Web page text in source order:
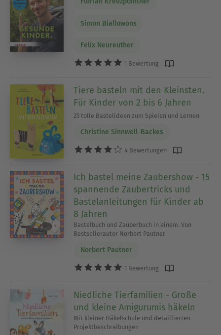
Simon Biallowons
Felix Neureuther
1 Bewertung
Tiere basteln mit den Kleinsten.
Für Kinder von 2 bis 6 Jahren
25 tolle Bastelideen zum Spielen und Lernen
Christine Sinnwell-Backes
4 Bewertungen
Ich bastel meine Zaubershow - 15
spannende Zaubertricks und
Bastelanleitungen für Kinder ab
8 Jahren
Bastelbuch und Zauberbuch in einem. Von
Bestsellerautor Norbert Pautner
Norbert Pautner
1 Bewertung
Niedliche Tierfamilien - Große
und kleine Amigurumis häkeln
Mit kleiner Häkelschule und detaillierten
Projektbeschreibungen